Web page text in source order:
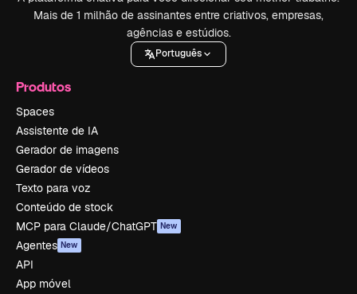
Mais de 1 milhão de assinantes entre criativos, empresas,
agências e estúdios.
Português
Produtos
Spaces
Assistente de IA
Gerador de imagens
Gerador de vídeos
Texto para voz
Conteúdo de stock
MCP para Claude/ChatGPT New
Agentes New
API
App móvel